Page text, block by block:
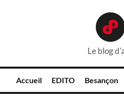
Le blog
Accueil EDITO Besançon